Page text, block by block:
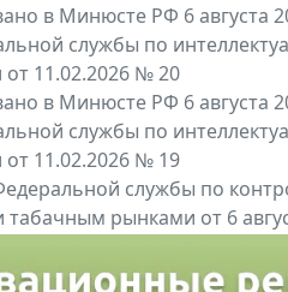
в Минюсте РФ 6 августа
службы по
от 11.02.2026 № 20
в Минюсте РФ 6 августа
службы по
от 11.02.2026 № 19
службы по
рынками от 6
и импортёров